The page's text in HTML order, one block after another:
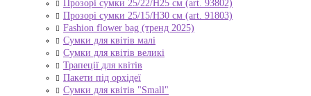
Прозорі сумки 25/22/Н25 см (art. 93802)
Прозорі сумки 25/15/Н30 см (art. 91803)
Fashion flower bag (тренд 2025)
Сумки для квітів малі
Сумки для квітів великі
Трапеції для квітів
Пакети під орхідеї
Сумки для квітів "Small"